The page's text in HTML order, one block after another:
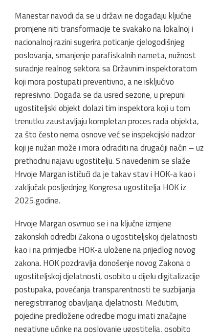
Manestar navodi da se u državi ne događaju ključne
promjene niti transformacije te svakako na lokalnoj i
nacionalnoj razini sugerira poticanje cjelogodišnjeg
poslovanja, smanjenje parafiskalnih nameta, nužnost
suradnje realnog sektora sa Državnim inspektoratom
koji mora postupati preventivno, a ne isključivo
represivno. Događa se da usred sezone, u prepuni
ugostiteljski objekt dolazi tim inspektora koji u tom
trenutku zaustavljaju kompletan proces rada objekta,
za što često nema osnove već se inspekcijski nadzor
koji je nužan može i mora odraditi na drugačiji način – uz
prethodnu najavu ugostitelju. S navedenim se slaže
Hrvoje Margan ističući da je takav stav i HOK-a kao i
zaključak posljednjeg Kongresa ugostitelja HOK iz
2025.godine.
Hrvoje Margan osvrnuo se i na ključne izmjene
zakonskih odredbi Zakona o ugostiteljskoj djelatnosti
kao i na primjedbe HOK-a uložene na prijedlog novog
zakona. HOK pozdravlja donošenje novog Zakona o
ugostiteljskoj djelatnosti, osobito u dijelu digitalizacije
postupaka, povećanja transparentnosti te suzbijanja
neregistriranog obavljanja djelatnosti. Međutim,
pojedine predložene odredbe mogu imati značajne
negativne učinke na poslovanje ugostitelja, osobito